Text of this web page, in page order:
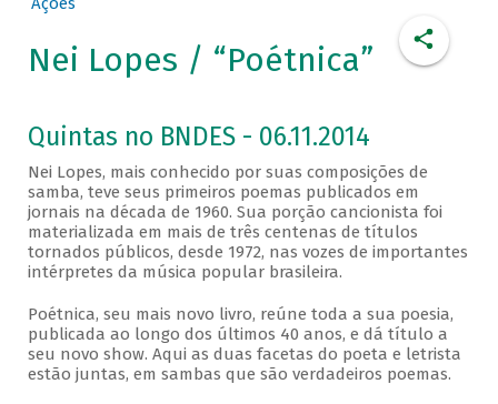
Nei Lopes / “Poétnica”
Quintas no BNDES - 06.11.2014
Nei Lopes, mais conhecido por suas composições de
samba, teve seus primeiros poemas publicados em
jornais na década de 1960. Sua porção cancionista foi
materializada em mais de três centenas de títulos
tornados públicos, desde 1972, nas vozes de importantes
intérpretes da música popular brasileira.
Poétnica, seu mais novo livro, reúne toda a sua poesia,
publicada ao longo dos últimos 40 anos, e dá título a
seu novo show. Aqui as duas facetas do poeta e letrista
estão juntas, em sambas que são verdadeiros poemas.